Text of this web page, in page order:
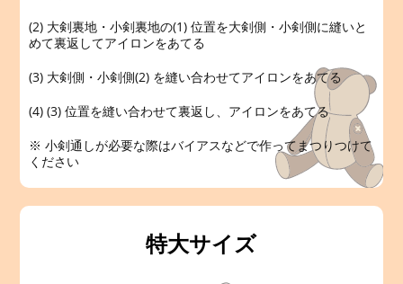
(2) 大剣裏地・小剣裏地の(1) 位置を大剣側・小剣側に縫いと
めて裏返してアイロンをあてる
(3) 大剣側・小剣側(2) を縫い合わせてアイロンをあてる
(4) (3) 位置を縫い合わせて裏返し、アイロンをあてる
※ 小剣通しが必要な際はバイアスなどで作ってまつりつけて
ください
特大サイズ